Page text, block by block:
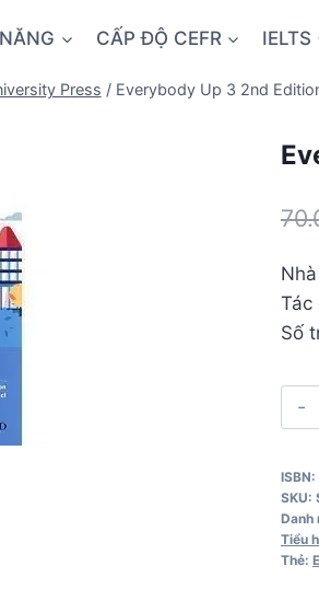
CẤP ĐỘ CEFR IELTS
Press / Everybody Up 3 2nd
Tác
Số
SKU:
Danh
Tiểu
Thẻ: